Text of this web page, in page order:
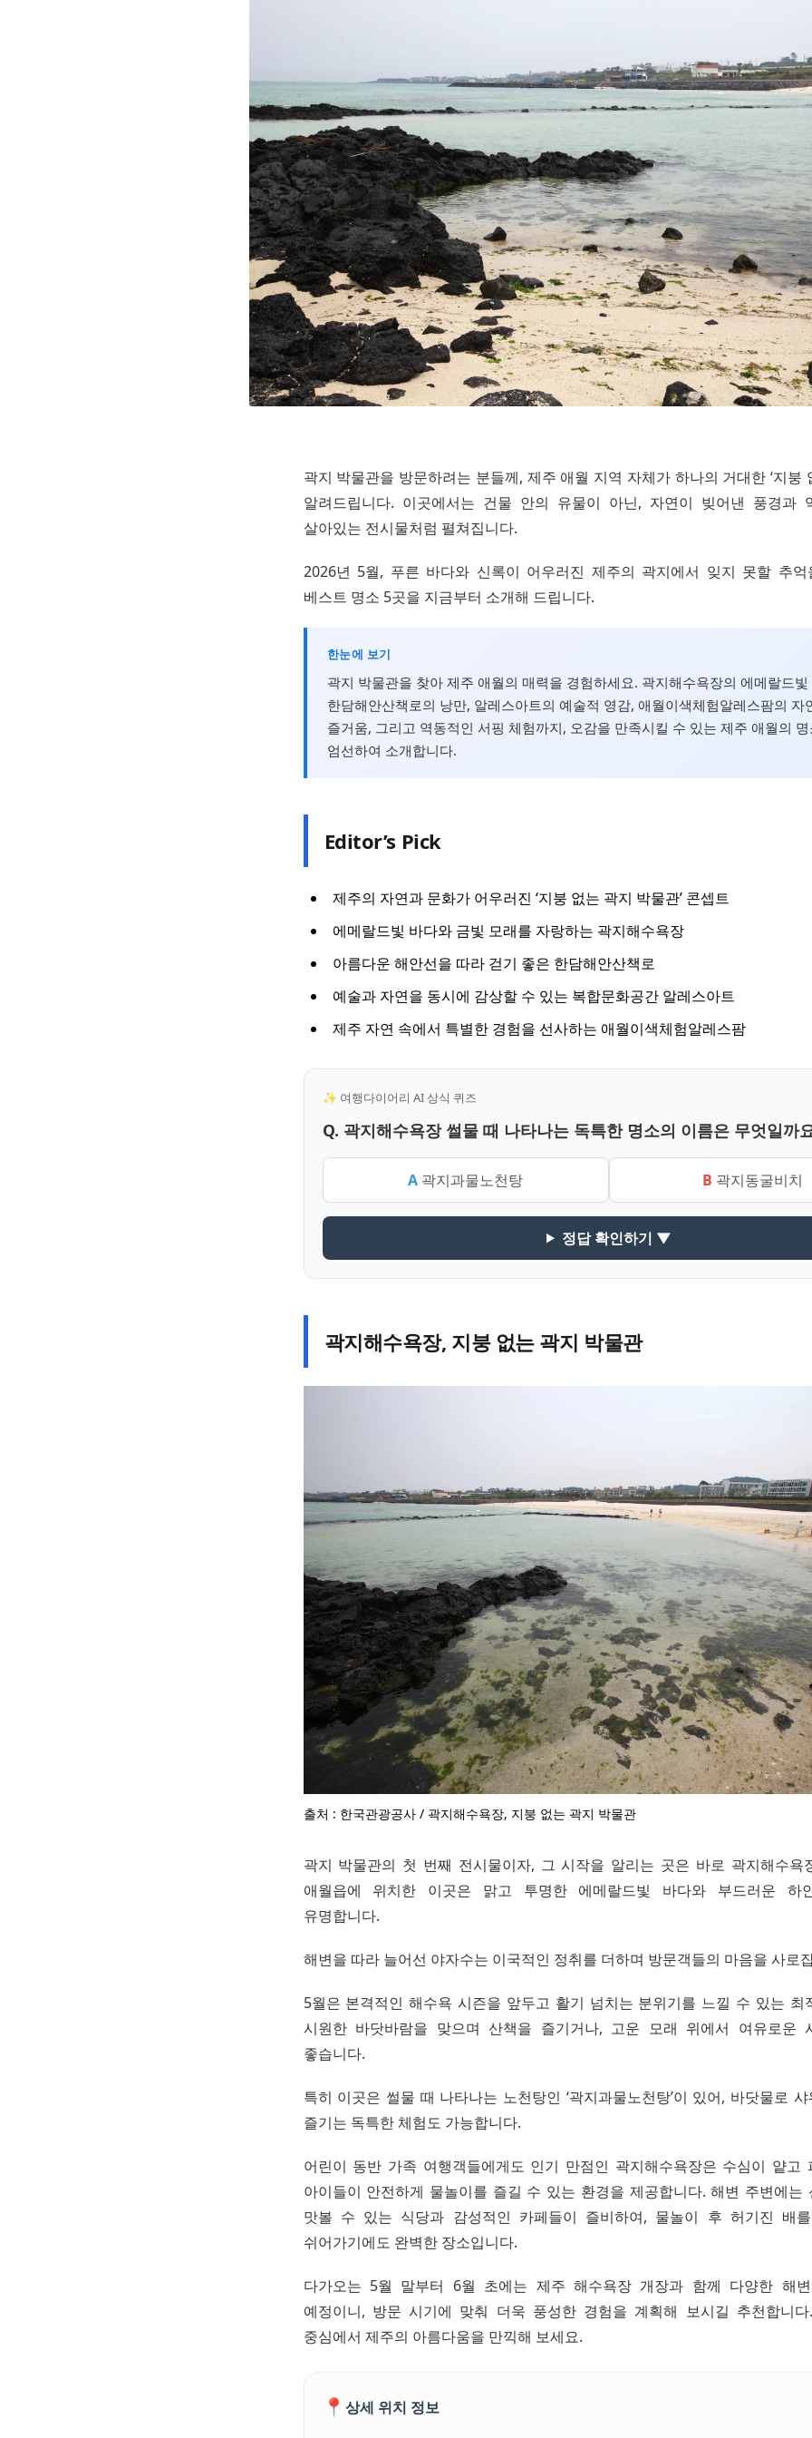
곽지 박물관을 방문하려는 분들께, 제주 애월 지역 자체가 하나의 거대한 ‘지붕
알려드립니다. 이곳에서는 건물 안의 유물이 아닌, 자연이 빚어낸 풍경과
살아있는 전시물처럼 펼쳐집니다.
2026년 5월, 푸른 바다와 신록이 어우러진 제주의 곽지에서 잊지 못할 추
베스트 명소 5곳을 지금부터 소개해 드립니다.
한눈에 보기
곽지 박물관을 찾아 제주 애월의 매력을 경험하세요. 곽지해수욕장의 에메랄드빛
한담해안산책로의 낭만, 알레스아트의 예술적 영감, 애월이색체험알레스팜의 자
즐거움, 그리고 역동적인 서핑 체험까지, 오감을 만족시킬 수 있는 제주 애월의
엄선하여 소개합니다.
Editor’s Pick
제주의 자연과 문화가 어우러진 ‘지붕 없는 곽지 박물관’ 콘셉트
에메랄드빛 바다와 금빛 모래를 자랑하는 곽지해수욕장
아름다운 해안선을 따라 걷기 좋은 한담해안산책로
예술과 자연을 동시에 감상할 수 있는 복합문화공간 알레스아트
제주 자연 속에서 특별한 경험을 선사하는 애월이색체험알레스팜
✨ 여행다이어리 AI 상식 퀴즈
Q. 곽지해수욕장 썰물 때 나타나는 독특한 명소의 이름은 무엇일까
A 곽지과물노천탕 B 곽지동굴비치
정답 확인하기 ▼
곽지해수욕장, 지붕 없는 곽지 박물관
출처 : 한국관광공사 / 곽지해수욕장, 지붕 없는 곽지 박물관
곽지 박물관의 첫 번째 전시물이자, 그 시작을 알리는 곳은 바로 곽지해수욕
애월읍에 위치한 이곳은 맑고 투명한 에메랄드빛 바다와 부드러운 하
유명합니다.
해변을 따라 늘어선 야자수는 이국적인 정취를 더하며 방문객들의 마음을 사로
5월은 본격적인 해수욕 시즌을 앞두고 활기 넘치는 분위기를 느낄 수 있는 최
시원한 바닷바람을 맞으며 산책을 즐기거나, 고운 모래 위에서 여유로운
좋습니다.
특히 이곳은 썰물 때 나타나는 노천탕인 ‘곽지과물노천탕’이 있어, 바닷물로
즐기는 독특한 체험도 가능합니다.
어린이 동반 가족 여행객들에게도 인기 만점인 곽지해수욕장은 수심이 얕고
아이들이 안전하게 물놀이를 즐길 수 있는 환경을 제공합니다. 해변 주변에는
맛볼 수 있는 식당과 감성적인 카페들이 즐비하여, 물놀이 후 허기진 배
쉬어가기에도 완벽한 장소입니다.
다가오는 5월 말부터 6월 초에는 제주 해수욕장 개장과 함께 다양한 해
예정이니, 방문 시기에 맞춰 더욱 풍성한 경험을 계획해 보시길 추천합니
중심에서 제주의 아름다움을 만끽해 보세요.
📍 상세 위치 정보